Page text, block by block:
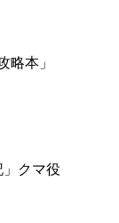
略本」
クマ役